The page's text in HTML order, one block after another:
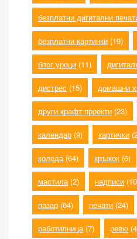
безплатни дигитални
безплатни картинки (19)
блог уроци (11)
дистрес (15) домашни
други крафт проекти (23)
календар (9) картички
коледа (64) кръжок (6)
мастила (2) надписи
пазар (64) печати (24)
работилница (7) ревю